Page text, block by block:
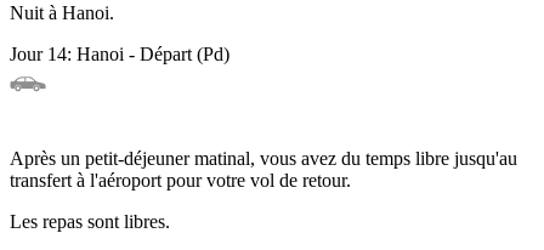
Nuit à Hanoi.
Jour 14: Hanoi - Départ (Pd)
Après un petit-déjeuner matinal, vous avez du temps libre jusqu'au
transfert à l'aéroport pour votre vol de retour.
Les repas sont libres.